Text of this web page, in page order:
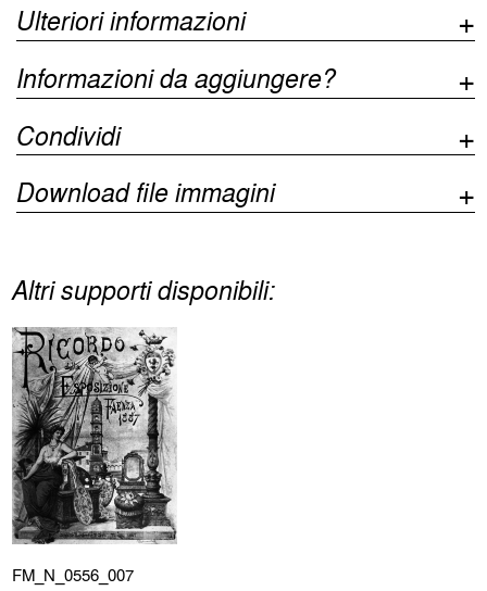
Ulteriori informazioni
Informazioni da aggiungere?
Condividi
Download file immagini
Altri supporti disponibili:
FM_N_0556_007